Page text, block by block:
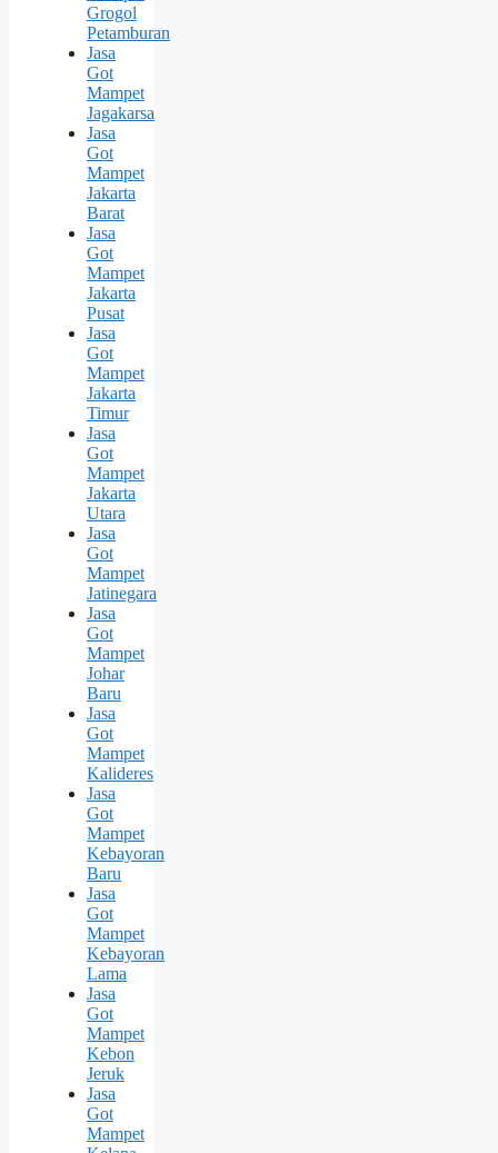
Grogol
Petamburan
Jasa
Got
Mampet
Jagakarsa
Jasa
Got
Mampet
Jakarta
Barat
Jasa
Got
Mampet
Jakarta
Pusat
Jasa
Got
Mampet
Jakarta
Timur
Jasa
Got
Mampet
Jakarta
Utara
Jasa
Got
Mampet
Jatinegara
Jasa
Got
Mampet
Johar
Baru
Jasa
Got
Mampet
Kalideres
Jasa
Got
Mampet
Kebayoran
Baru
Jasa
Got
Mampet
Kebayoran
Lama
Jasa
Got
Mampet
Kebon
Jeruk
Jasa
Got
Mampet